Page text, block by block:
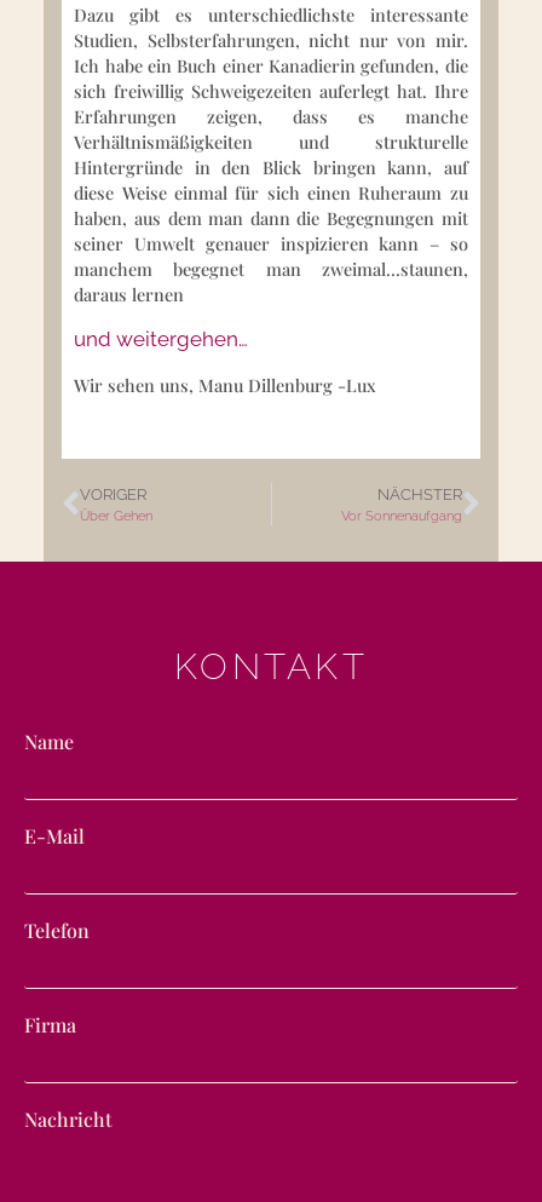
Dazu gibt es unterschiedlichste interessante
Studien, Selbsterfahrungen, nicht nur von mir.
Ich habe ein Buch einer Kanadierin gefunden, die
sich freiwillig Schweigezeiten auferlegt hat. Ihre
Erfahrungen zeigen, dass es manche
Verhältnismäßigkeiten und strukturelle
Hintergründe in den Blick bringen kann, auf
diese Weise einmal für sich einen Ruheraum zu
haben, aus dem man dann die Begegnungen mit
seiner Umwelt genauer inspizieren kann – so
manchem begegnet man zweimal…staunen,
daraus lernen
und weitergehen…
Wir sehen uns, Manu Dillenburg -Lux
VORIGER
Über Gehen
NÄCHSTER
Vor Sonnenaufgang
KONTAKT
Name
E-Mail
Telefon
Firma
Nachricht